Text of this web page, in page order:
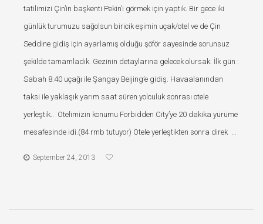
tatilimizi Çin’in başkenti Pekin’i görmek için yaptık. Bir gece iki
günlük turumuzu sağolsun biricik eşimin uçak/otel ve de Çin
Seddine gidiş için ayarlamış olduğu şöför sayesinde sorunsuz
şekilde tamamladık. Gezinin detaylarına gelecek olursak: İlk gün :
Sabah 8:40 uçağı ile Şangay Beijing’e gidiş. Havaalanından
taksi ile yaklaşık yarım saat süren yolculuk sonrası otele
yerleştik.. Otelimizin konumu Forbidden City’ye 20 dakika yürüme
mesafesinde idi.(84 rmb tutuyor) Otele yerleştikten sonra direk ...
September 24, 2013